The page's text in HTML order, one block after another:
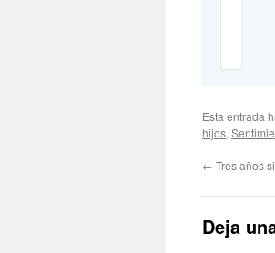
Esta entrada
hijos,
← Tres años
Deja